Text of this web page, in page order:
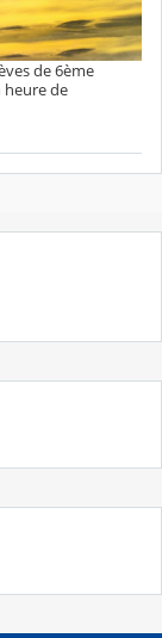
de 6ème
heure de